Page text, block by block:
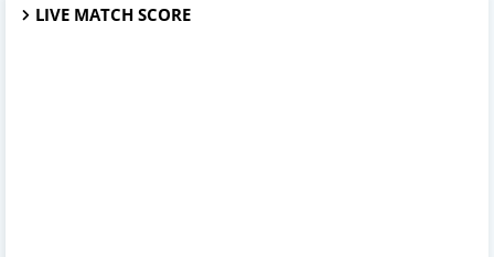
LIVE MATCH SCORE